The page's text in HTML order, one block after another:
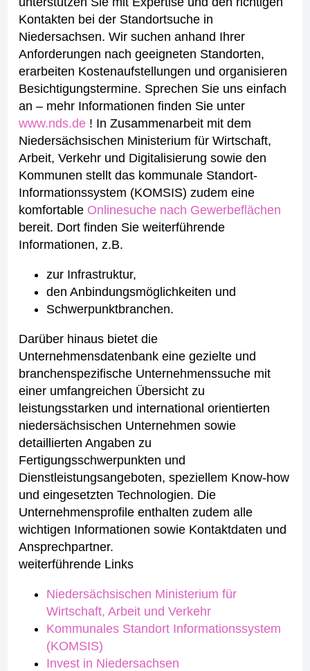
Kontakten bei der Standortsuche in
Niedersachsen. Wir suchen anhand Ihrer
Anforderungen nach geeigneten Standorten,
erarbeiten Kostenaufstellungen und organisieren
Besichtigungstermine. Sprechen Sie uns einfach
an – mehr Informationen finden Sie unter
www.nds.de ! In Zusammenarbeit mit dem
Niedersächsischen Ministerium für Wirtschaft,
Arbeit, Verkehr und Digitalisierung sowie den
Kommunen stellt das kommunale Standort-
Informationssystem (KOMSIS) zudem eine
komfortable Onlinesuche nach Gewerbeflächen
bereit. Dort finden Sie weiterführende
Informationen, z.B.
zur Infrastruktur,
den Anbindungsmöglichkeiten und
Schwerpunktbranchen.
Darüber hinaus bietet die
Unternehmensdatenbank eine gezielte und
branchenspezifische Unternehmenssuche mit
einer umfangreichen Übersicht zu
leistungsstarken und international orientierten
niedersächsischen Unternehmen sowie
detaillierten Angaben zu
Fertigungsschwerpunkten und
Dienstleistungsangeboten, speziellem Know-how
und eingesetzten Technologien. Die
Unternehmensprofile enthalten zudem alle
wichtigen Informationen sowie Kontaktdaten und
Ansprechpartner.
weiterführende Links
Niedersächsischen Ministerium für
Wirtschaft, Arbeit und Verkehr
Kommunales Standort Informationssystem
(KOMSIS)
Invest in Niedersachsen